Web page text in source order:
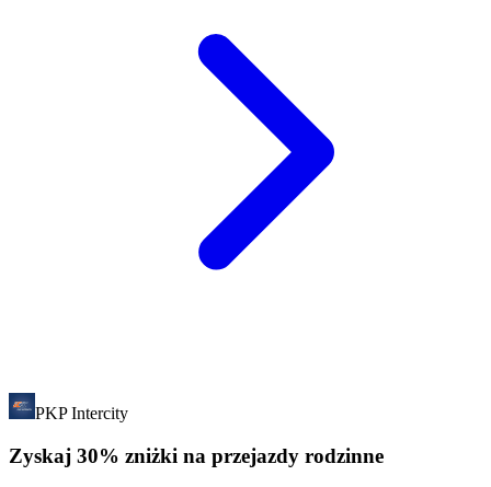
PKP Intercity
Zyskaj 30% zniżki na przejazdy rodzinne